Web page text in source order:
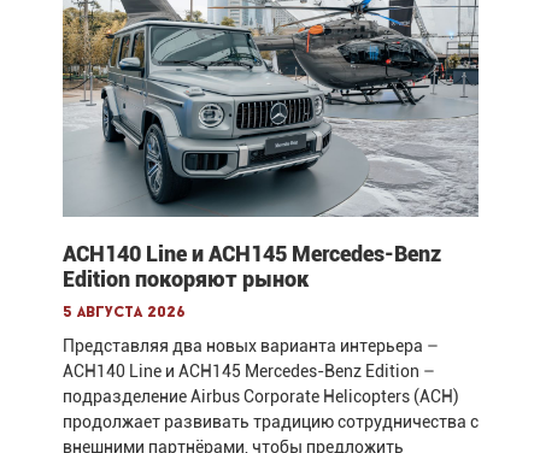
ACH140 Line и ACH145 Mercedes-Benz
Edition покоряют рынок
5 августа 2026
Представляя два новых варианта интерьера –
ACH140 Line и ACH145 Mercedes-Benz Edition –
подразделение Airbus Corporate Helicopters (ACH)
продолжает развивать традицию сотрудничества с
внешними партнёрами, чтобы предложить